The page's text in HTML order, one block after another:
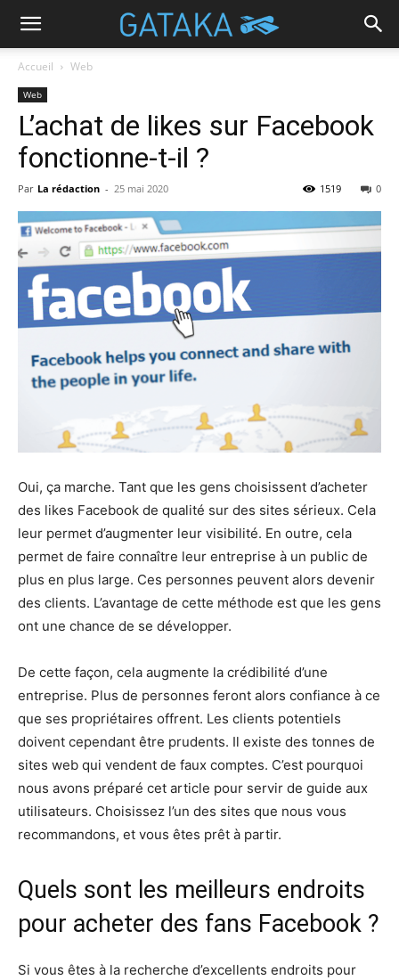
Accueil Web
Web
L’achat de likes sur Facebook
fonctionne-t-il ?
Par La rédaction - 25 mai 2020 0
1519
Oui, ça marche. Tant que les gens choisissent d’acheter
des likes Facebook de qualité sur des sites sérieux. Cela
leur permet d’augmenter leur visibilité. En outre, cela
permet de faire connaître leur entreprise à un public de
plus en plus large. Ces personnes peuvent alors devenir
des clients. L’avantage de cette méthode est que les gens
ont une chance de se développer.
De cette façon, cela augmente la crédibilité d’une
entreprise. Plus de personnes feront alors confiance à ce
que ses propriétaires offrent. Les clients potentiels
doivent cependant être prudents. Il existe des tonnes de
sites web qui vendent de faux comptes. C’est pourquoi
nous avons préparé cet article pour servir de guide aux
utilisateurs. Choisissez l’un des sites que nous vous
recommandons, et vous êtes prêt à partir.
Quels sont les meilleurs endroits
pour acheter des fans Facebook ?
Si vous êtes à la recherche d’excellents endroits pour